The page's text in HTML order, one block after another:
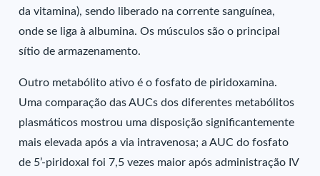
da vitamina), sendo liberado na corrente sanguínea,
onde se liga à albumina. Os músculos são o principal
sítio de armazenamento.
Outro metabólito ativo é o fosfato de piridoxamina.
Uma comparação das AUCs dos diferentes metabólitos
plasmáticos mostrou uma disposição significantemente
mais elevada após a via intravenosa; a AUC do fosfato
de 5’-piridoxal foi 7,5 vezes maior após administração IV